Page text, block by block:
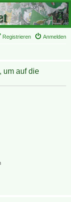
Anmelden
Registrieren
um auf die